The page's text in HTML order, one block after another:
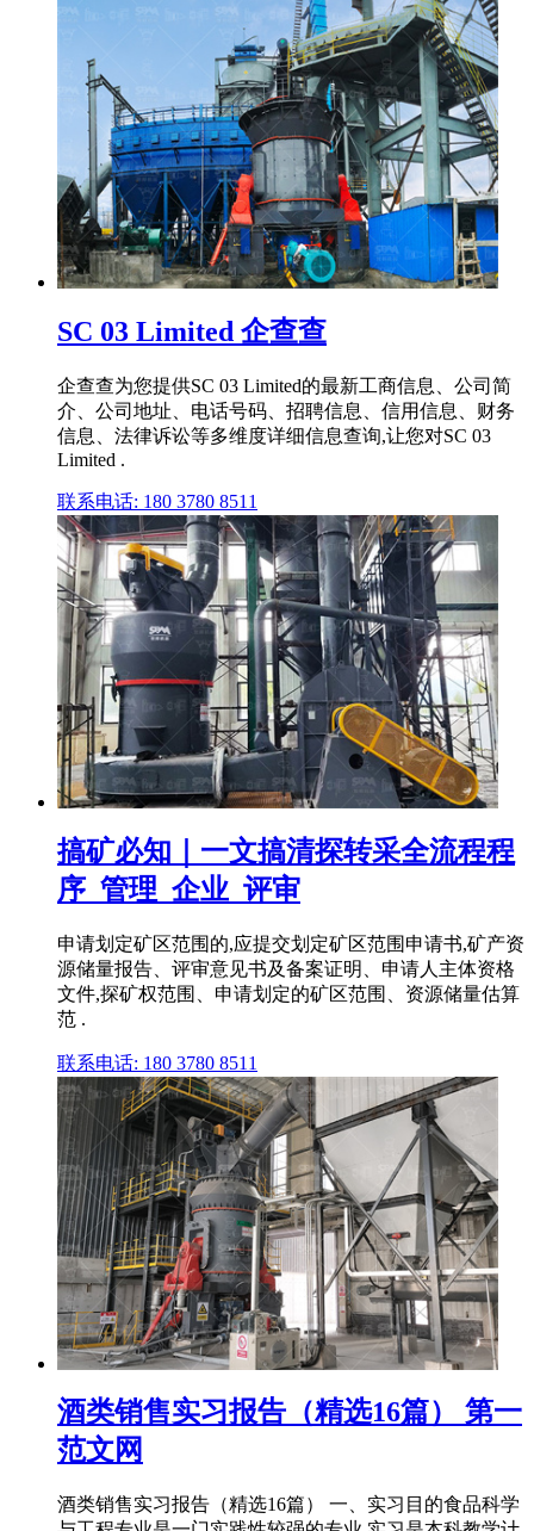
SC 03 Limited 企查查
企查查为您提供SC 03 Limited的最新工商信息、公司简
介、公司地址、电话号码、招聘信息、信用信息、财务
信息、法律诉讼等多维度详细信息查询,让您对SC 03
Limited .
联系电话: 180 3780 8511
搞矿必知｜一文搞清探转采全流程程
序_管理_企业_评审
申请划定矿区范围的,应提交划定矿区范围申请书,矿产资
源储量报告、评审意见书及备案证明、申请人主体资格
文件,探矿权范围、申请划定的矿区范围、资源储量估算
范 .
联系电话: 180 3780 8511
酒类销售实习报告（精选16篇） 第一
范文网
酒类销售实习报告（精选16篇） 一、实习目的食品科学